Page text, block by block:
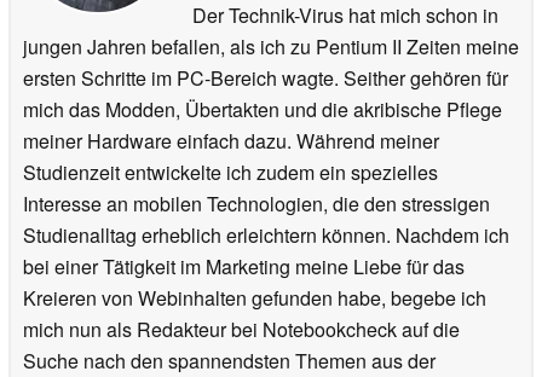
Der Technik-Virus hat mich schon in
jungen Jahren befallen, als ich zu Pentium II Zeiten meine
ersten Schritte im PC-Bereich wagte. Seither gehören für
mich das Modden, Übertakten und die akribische Pflege
meiner Hardware einfach dazu. Während meiner
Studienzeit entwickelte ich zudem ein spezielles
Interesse an mobilen Technologien, die den stressigen
Studienalltag erheblich erleichtern können. Nachdem ich
bei einer Tätigkeit im Marketing meine Liebe für das
Kreieren von Webinhalten gefunden habe, begebe ich
mich nun als Redakteur bei Notebookcheck auf die
Suche nach den spannendsten Themen aus der